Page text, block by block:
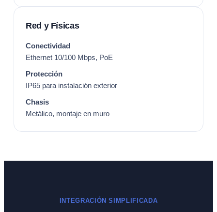
Red y Físicas
Conectividad
Ethernet 10/100 Mbps, PoE
Protección
IP65 para instalación exterior
Chasis
Metálico, montaje en muro
INTEGRACIÓN SIMPLIFICADA